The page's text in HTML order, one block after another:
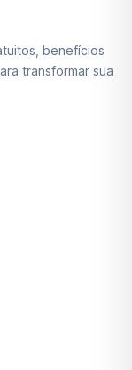
benefícios
transformar sua